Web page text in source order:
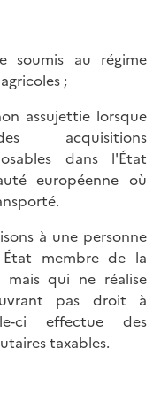
soumis au régime
;
assujettie lorsque
acquisitions
dans l'État
européenne où
à une personne
membre de la
mais qui ne réalise
pas droit à
ci effectue des
taxables.